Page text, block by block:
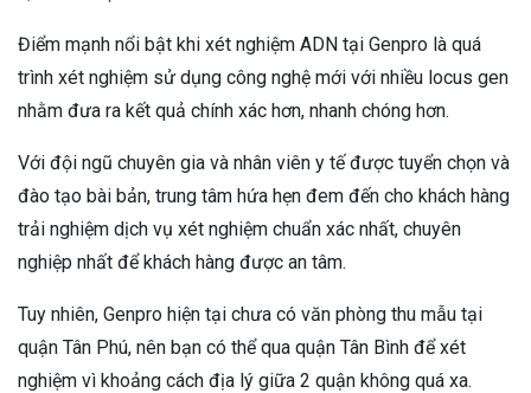
Điểm mạnh nổi bật khi xét nghiệm ADN tại Genpro là quá
trình xét nghiệm sử dụng công nghệ mới với nhiều locus gen
nhằm đưa ra kết quả chính xác hơn, nhanh chóng hơn.
Với đội ngũ chuyên gia và nhân viên y tế được tuyển chọn và
đào tạo bài bản, trung tâm hứa hẹn đem đến cho khách hàng
trải nghiệm dịch vụ xét nghiệm chuẩn xác nhất, chuyên
nghiệp nhất để khách hàng được an tâm.
Tuy nhiên, Genpro hiện tại chưa có văn phòng thu mẫu tại
quận Tân Phú, nên bạn có thể qua quận Tân Bình để xét
nghiệm vì khoảng cách địa lý giữa 2 quận không quá xa.